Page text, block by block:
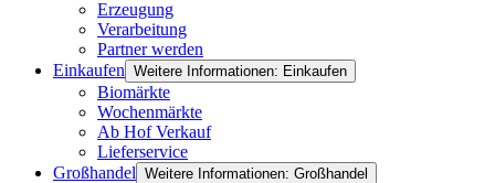
Erzeugung
Verarbeitung
Partner werden
Einkaufen Weitere Informationen: Einkaufen
Biomärkte
Wochenmärkte
Ab Hof Verkauf
Lieferservice
Großhandel Weitere Informationen: Großhandel